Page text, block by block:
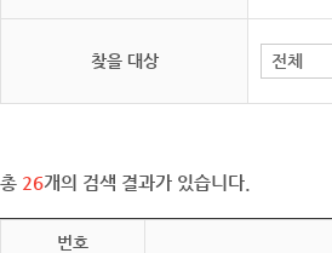
찾을 대상
총 26개의 검색 결과가 있습니다.
번호